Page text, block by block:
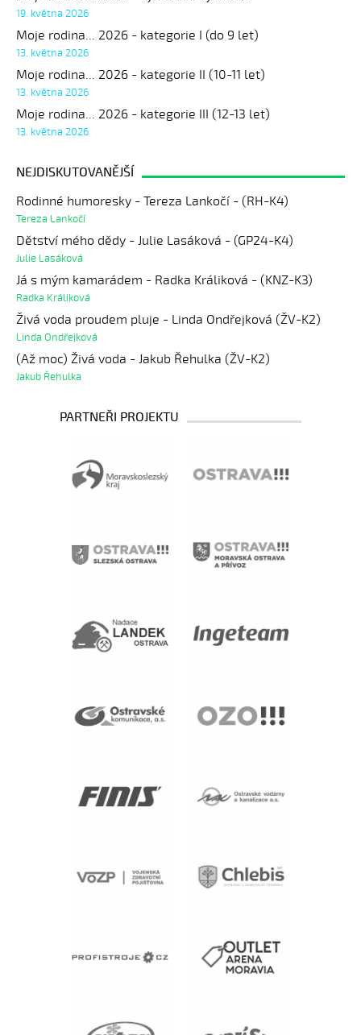
19. května 2026
Moje rodina... 2026 - kategorie I (do 9 let)
13. května 2026
Moje rodina... 2026 - kategorie II (10-11 let)
13. května 2026
Moje rodina... 2026 - kategorie III (12-13 let)
13. května 2026
NEJDISKUTOVANĚJŠÍ
Rodinné humoresky - Tereza Lankočí - (RH-K4)
Tereza Lankočí
Dětství mého dědy - Julie Lasáková - (GP24-K4)
Julie Lasáková
Já s mým kamarádem - Radka Králiková - (KNZ-K3)
Radka Králiková
Živá voda proudem pluje - Linda Ondřejková (ŽV-K2)
Linda Ondřejková
(Až moc) Živá voda - Jakub Řehulka (ŽV-K2)
Jakub Řehulka
PARTNEŘI PROJEKTU